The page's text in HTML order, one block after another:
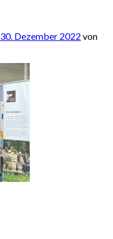
30. Dezember 2022 von